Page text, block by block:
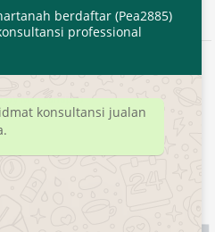
byMyTranspro
berdaftar (Pea2885)
professional
konsultansi jualan